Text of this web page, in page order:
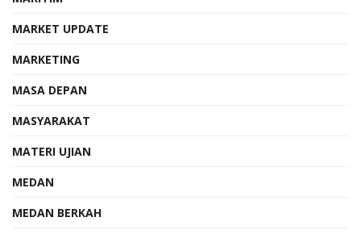
MARKET UPDATE
MARKETING
MASA DEPAN
MASYARAKAT
MATERI UJIAN
MEDAN
MEDAN BERKAH